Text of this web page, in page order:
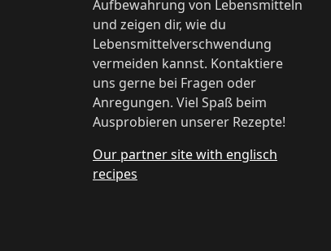
Aufbewahrung von Lebensmitteln
und zeigen dir, wie du
Lebensmittelverschwendung
vermeiden kannst. Kontaktiere
uns gerne bei Fragen oder
Anregungen. Viel Spaß beim
Ausprobieren unserer Rezepte!
Our partner site with englisch
recipes